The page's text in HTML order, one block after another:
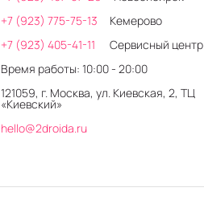
+7 (923) 775-75-13
Кемерово
+7 (923) 405-41-11
Сервисный центр
Время работы: 10:00 - 20:00
121059, г. Москва, ул. Киевская, 2, ТЦ
«Киевский»
hello@2droida.ru